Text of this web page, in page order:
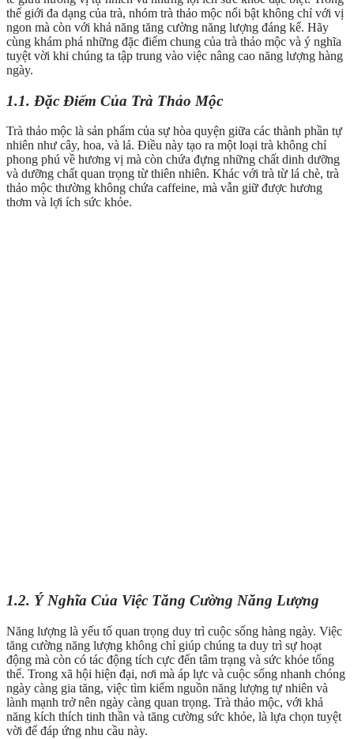
thế giới đa dạng của trà, nhóm trà thảo mộc nổi bật không chỉ với vị
ngon mà còn với khả năng tăng cường năng lượng đáng kể. Hãy
cùng khám phá những đặc điểm chung của trà thảo mộc và ý nghĩa
tuyệt vời khi chúng ta tập trung vào việc nâng cao năng lượng hàng
ngày.
1.1. Đặc Điểm Của Trà Thảo Mộc
Trà thảo mộc là sản phẩm của sự hòa quyện giữa các thành phần tự
nhiên như cây, hoa, và lá. Điều này tạo ra một loại trà không chỉ
phong phú về hương vị mà còn chứa đựng những chất dinh dưỡng
và dưỡng chất quan trọng từ thiên nhiên. Khác với trà từ lá chè, trà
thảo mộc thường không chứa caffeine, mà vẫn giữ được hương
thơm và lợi ích sức khỏe.
1.2. Ý Nghĩa Của Việc Tăng Cường Năng Lượng
Năng lượng là yếu tố quan trọng duy trì cuộc sống hàng ngày. Việc
tăng cường năng lượng không chỉ giúp chúng ta duy trì sự hoạt
động mà còn có tác động tích cực đến tâm trạng và sức khỏe tổng
thể. Trong xã hội hiện đại, nơi mà áp lực và cuộc sống nhanh chóng
ngày càng gia tăng, việc tìm kiếm nguồn năng lượng tự nhiên và
lành mạnh trở nên ngày càng quan trọng. Trà thảo mộc, với khả
năng kích thích tinh thần và tăng cường sức khỏe, là lựa chọn tuyệt
vời để đáp ứng nhu cầu này.